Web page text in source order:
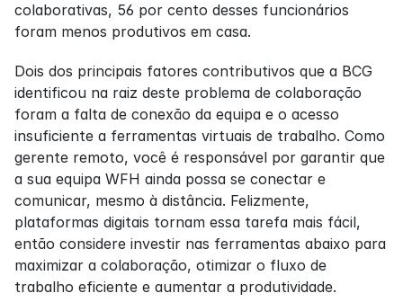
colaborativas, 56 por cento desses funcionários
foram menos produtivos em casa.
Dois dos principais fatores contributivos que a BCG
identificou na raiz deste problema de colaboração
foram a falta de conexão da equipa e o acesso
insuficiente a ferramentas virtuais de trabalho. Como
gerente remoto, você é responsável por garantir que
a sua equipa WFH ainda possa se conectar e
comunicar, mesmo à distância. Felizmente,
plataformas digitais tornam essa tarefa mais fácil,
então considere investir nas ferramentas abaixo para
maximizar a colaboração, otimizar o fluxo de
trabalho eficiente e aumentar a produtividade.